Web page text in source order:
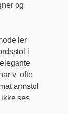
og
i
vi ofte
armstol
ikke ses